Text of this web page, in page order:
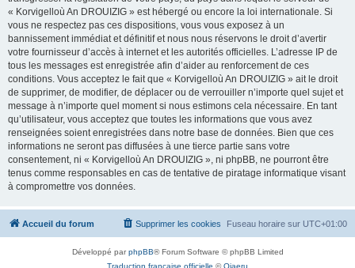
« Korvigelloù An DROUIZIG » est hébergé ou encore la loi internationale. Si
vous ne respectez pas ces dispositions, vous vous exposez à un
bannissement immédiat et définitif et nous nous réservons le droit d’avertir
votre fournisseur d’accès à internet et les autorités officielles. L’adresse IP de
tous les messages est enregistrée afin d’aider au renforcement de ces
conditions. Vous acceptez le fait que « Korvigelloù An DROUIZIG » ait le droit
de supprimer, de modifier, de déplacer ou de verrouiller n’importe quel sujet et
message à n’importe quel moment si nous estimons cela nécessaire. En tant
qu’utilisateur, vous acceptez que toutes les informations que vous avez
renseignées soient enregistrées dans notre base de données. Bien que ces
informations ne seront pas diffusées à une tierce partie sans votre
consentement, ni « Korvigelloù An DROUIZIG », ni phpBB, ne pourront être
tenus comme responsables en cas de tentative de piratage informatique visant
à compromettre vos données.
Accueil du forum Fuseau horaire sur UTC+01:00
Supprimer les cookies
Développé parphpBB® Forum Software © phpBB Limited
Traduction française officielle ©Qiaeru